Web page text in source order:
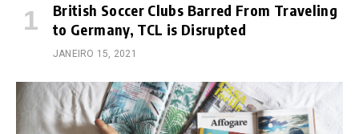
British Soccer Clubs Barred From Traveling
to Germany, TCL is Disrupted
JANEIRO 15, 2021